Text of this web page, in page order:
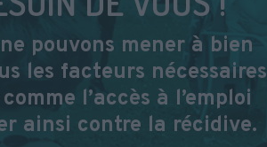
pouvons mener à bien
les facteurs nécessaires
l’accès à l’emploi
ainsi contre la récidive.